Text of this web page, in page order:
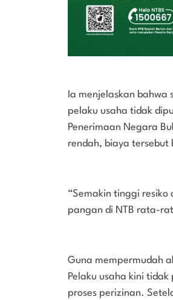
Ia menjelaskan bahwa
pelaku usaha tidak
Penerimaan Negara
rendah, biaya tersebut
“Semakin tinggi resiko
pangan di NTB rata-
Guna mempermudah
Pelaku usaha kini
proses perizinan.